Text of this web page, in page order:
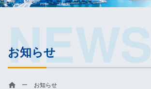
NEWS
お知らせ
お知らせ